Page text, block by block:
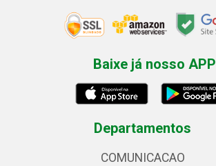
Baixe já nosso APP
Departamentos
COMUNICACAO